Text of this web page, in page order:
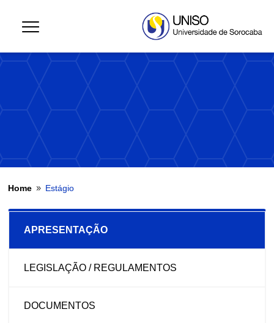
Home 9 Estágio
APRESENTAÇÃO
LEGISLAÇÃO / REGULAMENTOS
DOCUMENTOS